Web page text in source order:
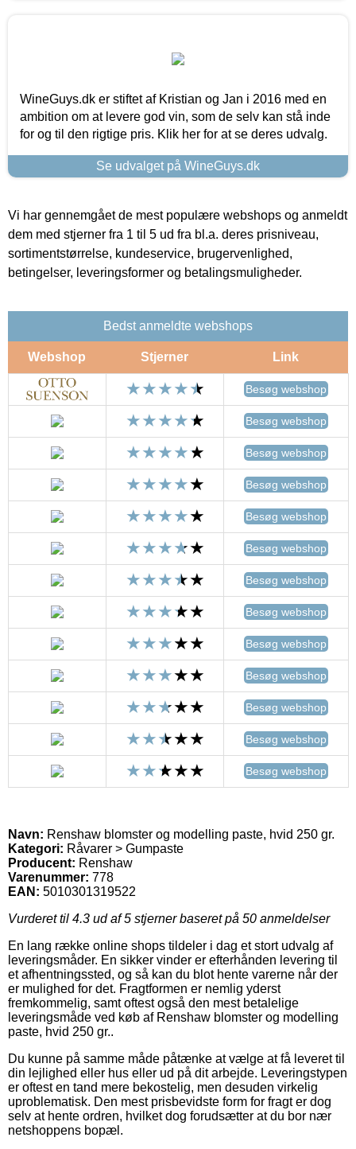
WineGuys.dk er stiftet af Kristian og Jan i 2016 med en
ambition om at levere god vin, som de selv kan stå inde
for og til den rigtige pris. Klik her for at se deres udvalg.
Se udvalget på WineGuys.dk
Vi har gennemgået de mest populære webshops og anmeldt
dem med stjerner fra 1 til 5 ud fra bl.a. deres prisniveau,
sortimentstørrelse, kundeservice, brugervenlighed,
betingelser, leveringsformer og betalingsmuligheder.
Bedst anmeldte webshops
Webshop Stjerner Link
Besøg webshop
Besøg webshop
Besøg webshop
Besøg webshop
Besøg webshop
Besøg webshop
Besøg webshop
Besøg webshop
Besøg webshop
Besøg webshop
Besøg webshop
Besøg webshop
Besøg webshop
Navn: Renshaw blomster og modelling paste, hvid 250 gr.
Kategori: Råvarer > Gumpaste
Producent: Renshaw
Varenummer: 778
EAN: 5010301319522
Vurderet til 4.3 ud af 5 stjerner baseret på 50 anmeldelser
En lang række online shops tildeler i dag et stort udvalg af
leveringsmåder. En sikker vinder er efterhånden levering til
et afhentningssted, og så kan du blot hente varerne når der
er mulighed for det. Fragtformen er nemlig yderst
fremkommelig, samt oftest også den mest betalelige
leveringsmåde ved køb af Renshaw blomster og modelling
paste, hvid 250 gr..
Du kunne på samme måde påtænke at vælge at få leveret til
din lejlighed eller hus eller ud på dit arbejde. Leveringstypen
er oftest en tand mere bekostelig, men desuden virkelig
uproblematisk. Den mest prisbevidste form for fragt er dog
selv at hente ordren, hvilket dog forudsætter at du bor nær
netshoppens bopæl.